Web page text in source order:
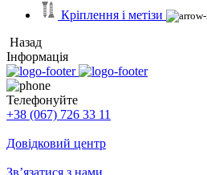
Кріплення і метізи
Назад
Інформація
Телефонуйте
+38 (067) 726 33 11
Довідковий центр
Зв’язатися з нами